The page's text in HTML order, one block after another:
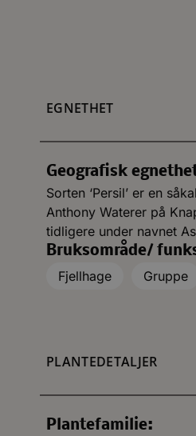
EGNETHET
Geografisk
Sorten ‘Persil’ er en
Anthony Waterer på
tidligere under navnet
Bruksområde/
Fjellhage
Gruppe
PLANTEDETALJER
Plantefamilie: